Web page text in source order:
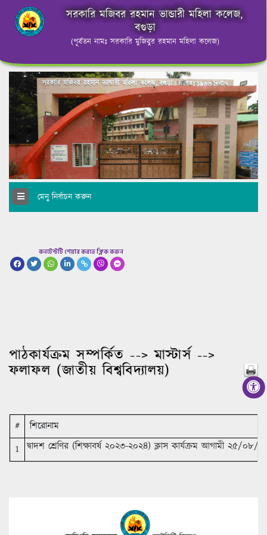
সরকারি মজিবর রহমান ভান্ডারী মহিলা কলেজ,
বগুড়া
(পূর্বতন নামঃ সরকারি মুজিবুর রহমান মহিলা কলেজ)
মেনু নির্বাচন করুন
কনটেন্টটি শেয়ার করতে ক্লিক করুন
পাঠকার্যক্রম সম্পর্কিত --> মাস্টার্স -->
ফলাফল (জাতীয় বিশ্ববিদ্যালয়)
#
শিরোনাম
1 দ্বাদশ শ্রেণির (শিক্ষাবর্ষ ২০২৩-২০২৪) ক্লাস কার্যক্রম আগামী ২৫/